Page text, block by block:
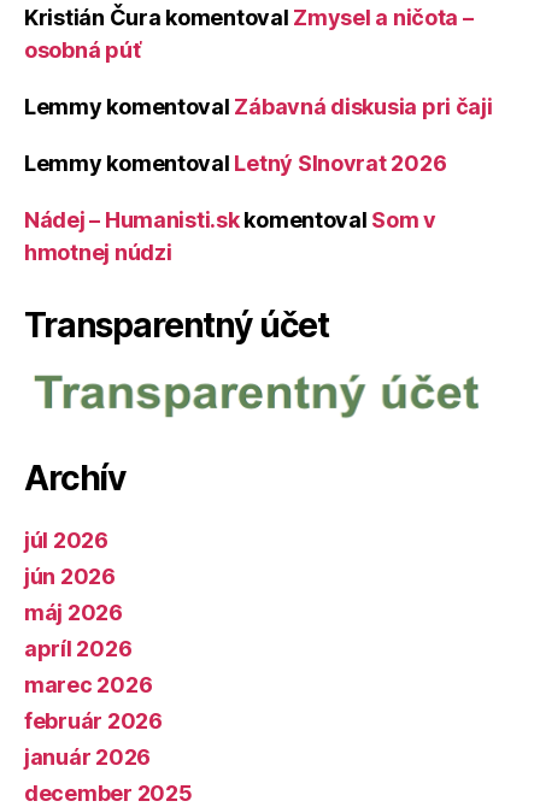
Kristián Čura komentoval Zmysel a ničota –
osobná púť
Lemmy komentoval Zábavná diskusia pri čaji
Lemmy komentoval Letný Slnovrat 2026
Nádej – Humanisti.skkomentoval Som v
hmotnej núdzi
Transparentný účet
Archív
júl 2026
jún 2026
máj 2026
apríl 2026
marec 2026
február 2026
január 2026
december 2025